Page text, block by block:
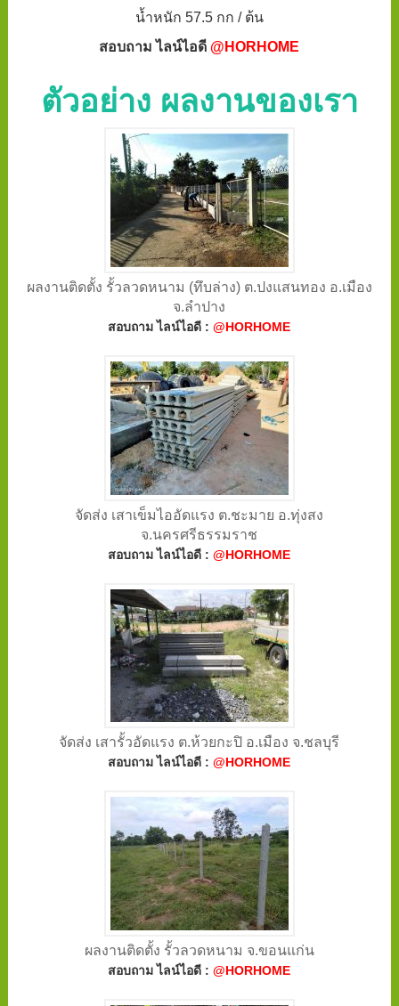
น้ำหนัก 57.5 กก / ต้น
สอบถาม ไลน์ไอดี @HORHOME
ตัวอย่าง ผลงานของเรา
ผลงานติดตั้ง รั้วลวดหนาม (ทึบล่าง) ต.ปงแสนทอง อ.เมือง
จ.ลำปาง
สอบถาม ไลน์ไอดี :@HORHOME
จัดส่ง เสาเข็มไออัดแรง ต.ชะมาย อ.ทุ่งสง
จ.นครศรีธรรมราช
สอบถาม ไลน์ไอดี :@HORHOME
จัดส่ง เสารั้วอัดแรง ต.ห้วยกะปิ อ.เมือง จ.ชลบุรี
สอบถาม ไลน์ไอดี :@HORHOME
ผลงานติดตั้ง รั้วลวดหนาม จ.ขอนแก่น
สอบถาม ไลน์ไอดี :@HORHOME